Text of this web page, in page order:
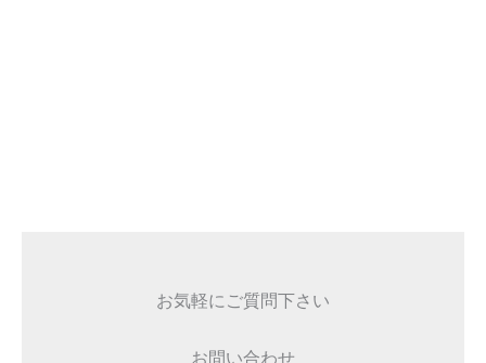
お気軽にご質問下さい
お問い合わせ